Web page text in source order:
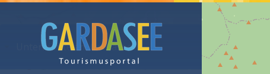
Unterkünfte am Gardasee